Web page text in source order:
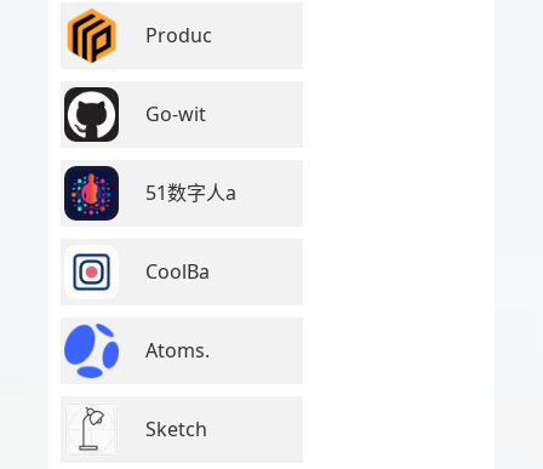
Produc
Go-wit
51数字人a
CoolBa
Atoms.
Sketch